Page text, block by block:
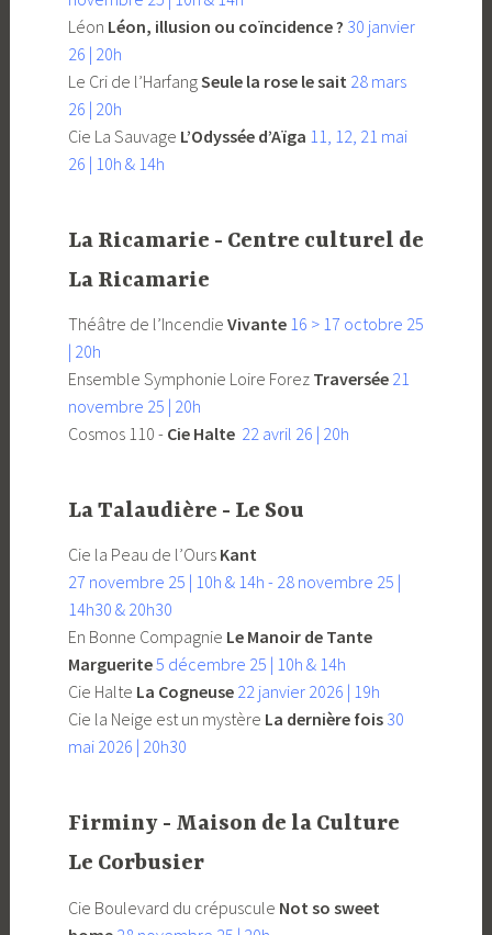
Léon Léon, illusion ou coïncidence ? 30 janvier
26 | 20h
Le Cri de l’HarfangSeule la rose le sait 28 mars
26 | 20h
Cie La Sauvage L’Odyssée d’Aïga 11, 12, 21 mai
26 | 10h & 14h
La Ricamarie - Centre culturel de
La Ricamarie
Théâtre de l’Incendie Vivante 16 > 17 octobre 25
| 20h
Ensemble Symphonie Loire Forez Traversée 21
novembre 25 | 20h
Cosmos 110 - Cie Halte 22 avril 26 | 20h
La Talaudière - Le Sou
Cie la Peau de l’Ours Kant
27 novembre 25 | 10h & 14h - 28 novembre 25 |
14h30 & 20h30
En Bonne Compagnie Le Manoir de Tante
Marguerite5 décembre 25 | 10h & 14h
Cie Halte La Cogneuse 22 janvier 2026 | 19h
Cie la Neige est un mystère La dernière fois 30
mai 2026 | 20h30
Firminy - Maison de la Culture
Le Corbusier
Cie Boulevard du crépuscule Not so sweet